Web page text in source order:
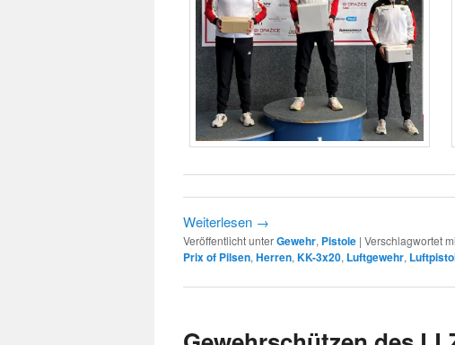
Weiterlesen →
Veröffentlicht unterGewehr, Pistole | Verschlagwortet
Prix of Pilsen, Herren, KK-3x20, Luftgewehr,